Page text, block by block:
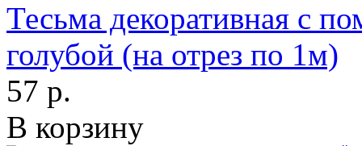
Тесьма декоративная с
голубой (на отрез по 1м)
57 р.
В корзину